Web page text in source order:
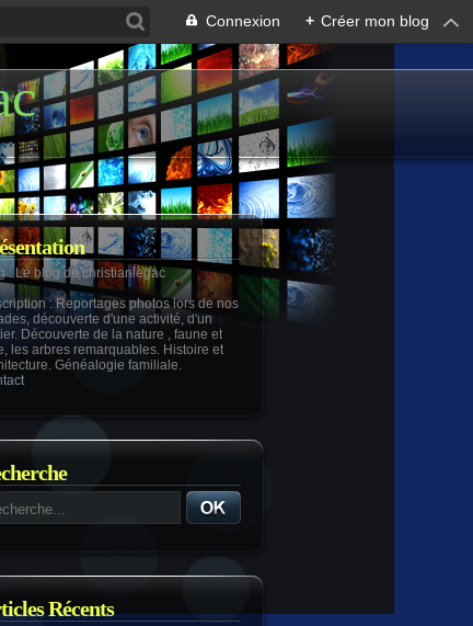
Connexion + Créer mon blog
: Le blog de christianlegac
: Reportages photos lors de nos
découverte d'une activité, d'un
Découverte de la nature , faune et
les arbres remarquables. Histoire et
Généalogie familiale.
Récents